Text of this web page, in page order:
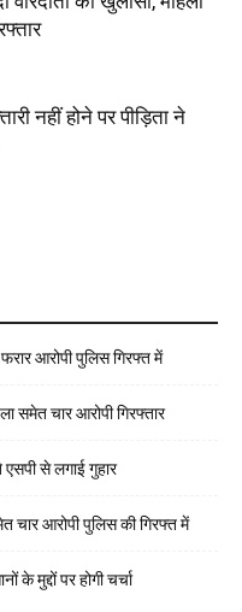
नहीं होने पर पीड़िता ने
आरोपी पुलिस गिरफ्त में
समेत चार आरोपी गिरफ्तार
एसपी से लगाई गुहार
चार आरोपी पुलिस की गिरफ्त में
मुद्दों पर होगी चर्चा